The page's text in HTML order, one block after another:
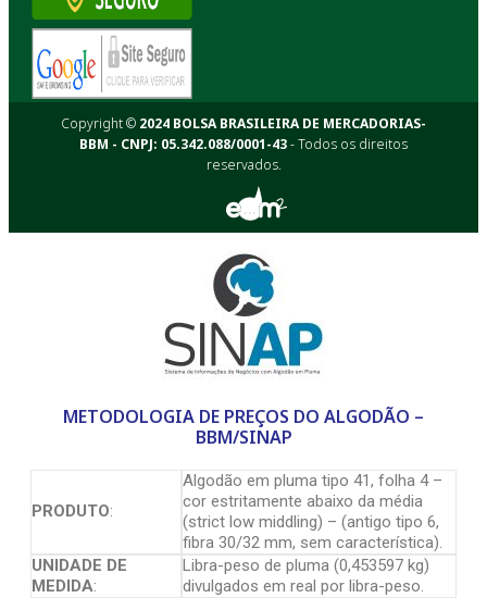
Copyright © 2024 BOLSA BRASILEIRA DE MERCADORIAS-
BBM - CNPJ: 05.342.088/0001-43- Todos os direitos
reservados.
METODOLOGIA DE PREÇOS DO ALGODÃO –
BBM/SINAP
PRODUTO:
Algodão em pluma tipo 41, folha 4 –
cor estritamente abaixo da média
(strict low middling) – (antigo tipo 6,
fibra 30/32 mm, sem característica).
UNIDADE DE
MEDIDA:
Libra-peso de pluma (0,453597 kg)
divulgados em real por libra-peso.